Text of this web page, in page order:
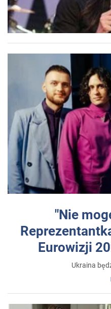
"Nie
Eurowizji
Ukraina